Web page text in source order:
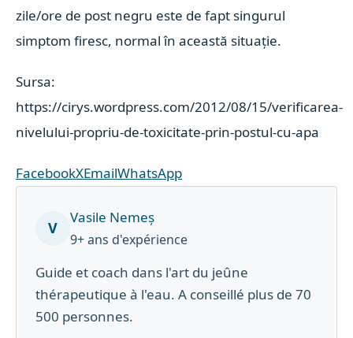
zile/ore de post negru este de fapt singurul
simptom firesc, normal în această situație.
Sursa:
https://cirys.wordpress.com/2012/08/15/verificarea-
nivelului-propriu-de-toxicitate-prin-postul-cu-apa
FacebookXEmailWhatsApp
V
Vasile Nemeș
9+ ans d'expérience
Guide et coach dans l'art du jeûne
thérapeutique à l'eau. A conseillé plus de 70
500 personnes.